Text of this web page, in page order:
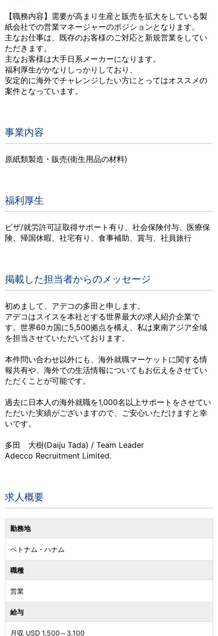
【職務内容】需要が高まり生産と販売を拡大をしている製
紙会社での営業マネージャーのポジションとなります。
主なお仕事は、既存のお客様のご対応と新規営業をしてい
ただきます。
主なお客様は大手日系メーカーになります。
福利厚生がかなりしっかりしており、
安定的に海外でチャレンジしたい方にとってはオススメの
案件となっています。
事業内容
原紙類製造・販売(衛生用品の材料)
福利厚生
ビザ/就労許可証取得サポート有り、社会保険付与、医療保
険、帰国休暇、社宅有り、食事補助、賞与、社員旅行
掲載した担当者からのメッセージ
初めまして、アデコの多田と申します。
アデコはスイスを本社とする世界最大の求人紹介企業で
す。世界60カ国に5,500拠点を構え、私は東南アジア全域
を担当させていただいております。
本件問い合わせ以外にも、海外就職マーケットに関する情
報共有や、海外での生活情報についてもお伝えをさせてい
ただくことが可能です。
過去に日本人の海外就職を1,000名以上サポートをさせてい
ただいた実績がございますので、ご安心いただけますと幸
いです。
多田 大樹(Daiju Tada) / Team Leader
Adecco Recruitment Limited.
求人概要
勤務地
ベトナム ・ ハナム
職種
営業
給与
月収 USD 1,500 ～ 3,100